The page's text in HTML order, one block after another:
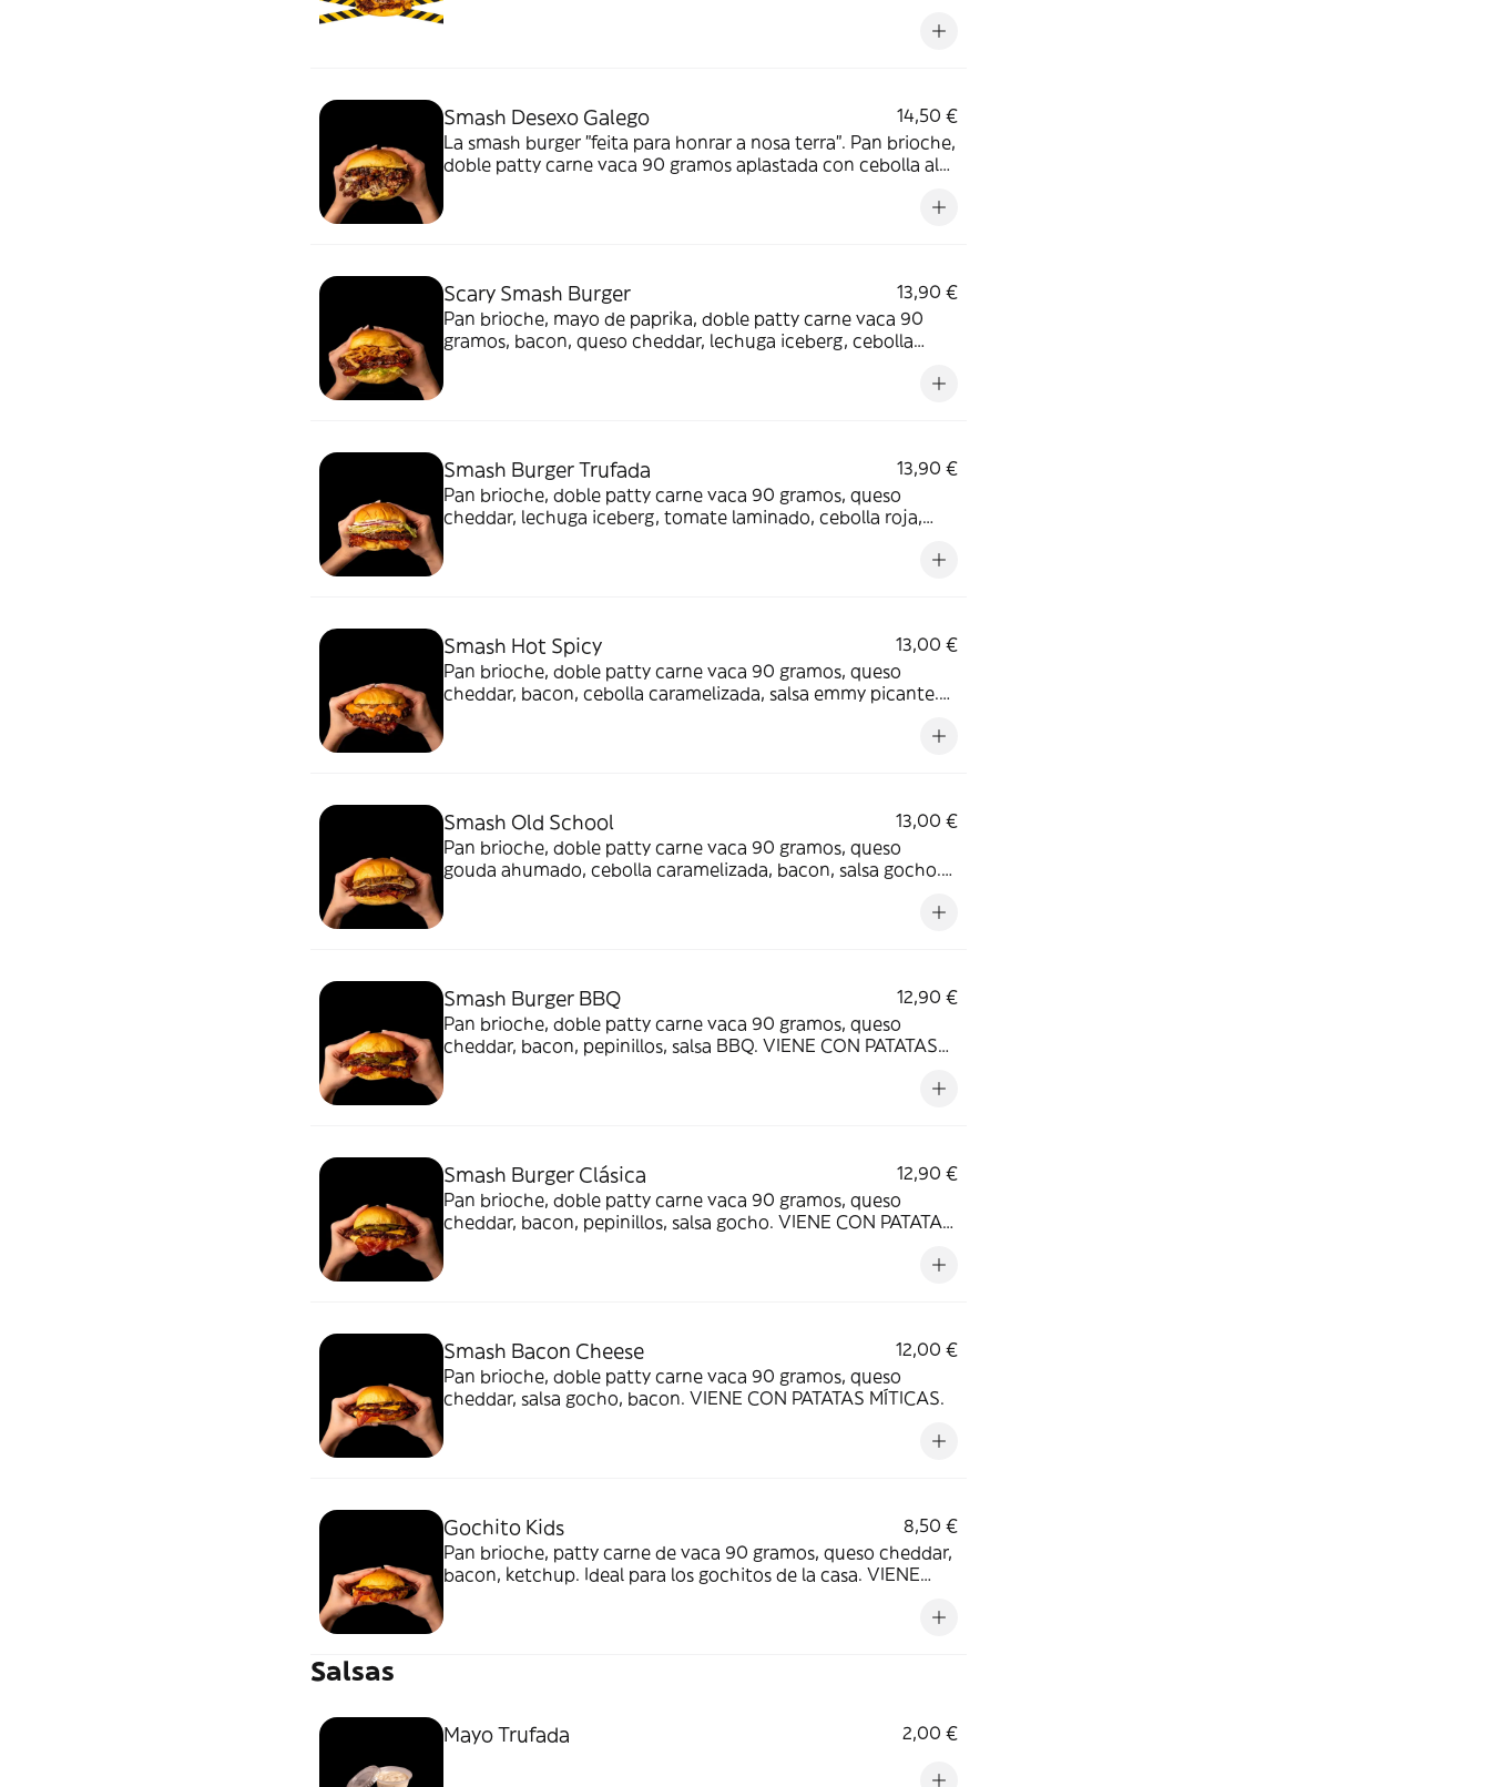
de panceta crujiente, mayo de siracha. VIENE CON PATATAS
Smash Desexo Galego
14,50 €
La smash burger "feita para honrar a nosa terra". Pan brioche,
doble patty carne vaca 90 gramos aplastada con cebolla al
Scary Smash Burger
13,90 €
Pan brioche, mayo de paprika, doble patty carne vaca 90
gramos, bacon, queso cheddar, lechuga iceberg, cebolla
Smash Burger Trufada
13,90 €
Pan brioche, doble patty carne vaca 90 gramos, queso
cheddar, lechuga iceberg, tomate laminado, cebolla roja,
Smash Hot Spicy
13,00 €
Pan brioche, doble patty carne vaca 90 gramos, queso
cheddar, bacon, cebolla caramelizada, salsa emmy picante.
Smash Old School
13,00 €
Pan brioche, doble patty carne vaca 90 gramos, queso
gouda ahumado, cebolla caramelizada, bacon, salsa gocho.
Smash Burger BBQ
12,90 €
Pan brioche, doble patty carne vaca 90 gramos, queso
cheddar, bacon, pepinillos, salsa BBQ. VIENE CON PATATAS
Smash Burger Clásica
12,90 €
Pan brioche, doble patty carne vaca 90 gramos, queso
cheddar, bacon, pepinillos, salsa gocho. VIENE CON PATATAS
Smash Bacon Cheese
12,00 €
Pan brioche, doble patty carne vaca 90 gramos, queso
cheddar, salsa gocho, bacon. VIENE CON PATATAS MÍTICAS.
Gochito Kids
8,50 €
Pan brioche, patty carne de vaca 90 gramos, queso cheddar,
bacon, ketchup. Ideal para los gochitos de la casa. VIENE
Salsas
Mayo Trufada 2,00 €